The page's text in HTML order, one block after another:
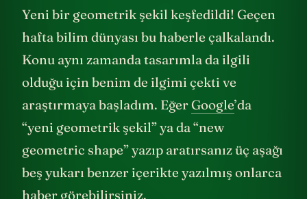
Yeni bir geometrik şekil keşfedildi! Geçen
hafta bilim dünyası bu haberle çalkalandı.
Konu aynı zamanda tasarımla da ilgili
olduğu için benim de ilgimi çekti ve
araştırmaya başladım. EğerGoogle’da
“yeni geometrik şekil” ya da “new
geometric shape” yazıp aratırsanız üç aşağı
beş yukarı benzer içerikte yazılmış onlarca
haber görebilirsiniz.